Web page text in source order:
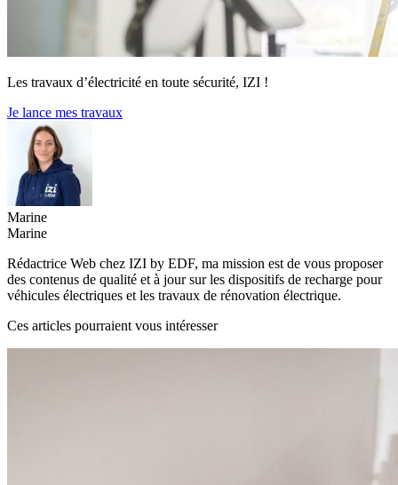
Les travaux d’électricité en toute sécurité, IZI !
Je lance mes travaux
Marine
Marine
Rédactrice Web chez IZI by EDF, ma mission est de vous proposer
des contenus de qualité et à jour sur les dispositifs de recharge pour
véhicules électriques et les travaux de rénovation électrique.
Ces articles pourraient vous intéresser